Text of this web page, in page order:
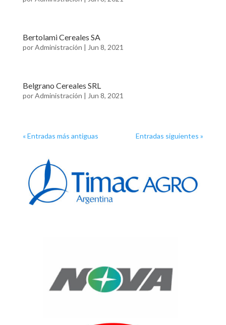
Bertolami Cereales SA
porAdministración | Jun 8, 2021
Belgrano Cereales SRL
porAdministración | Jun 8, 2021
« Entradas más antiguas Entradas siguientes »